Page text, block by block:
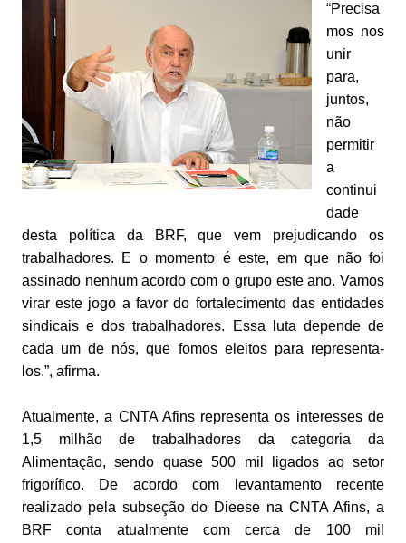
“Precisa
mos nos
unir
para,
juntos,
não
permitir
a
continui
dade
desta política da BRF, que vem prejudicando os
trabalhadores. E o momento é este, em que não foi
assinado nenhum acordo com o grupo este ano. Vamos
virar este jogo a favor do fortalecimento das entidades
sindicais e dos trabalhadores. Essa luta depende de
cada um de nós, que fomos eleitos para representa-
los.”, afirma.
Atualmente, a CNTA Afins representa os interesses de
1,5 milhão de trabalhadores da categoria da
Alimentação, sendo quase 500 mil ligados ao setor
frigorífico. De acordo com levantamento recente
realizado pela subseção do Dieese na CNTA Afins, a
BRF conta atualmente com cerca de 100 mil